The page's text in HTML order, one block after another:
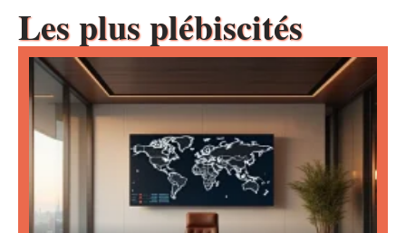
Les plus plébiscités